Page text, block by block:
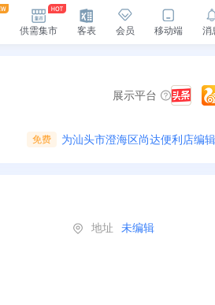
供需集市 客表 会员 移动端 消
展示平台
免费 为汕头市澄海区尚达便利店编
地址 未编辑